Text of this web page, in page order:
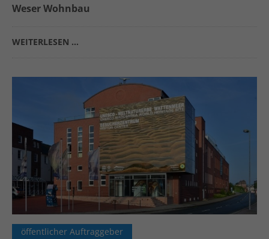
Weser Wohnbau
WEITERLESEN …
öffentlicher Auftraggeber